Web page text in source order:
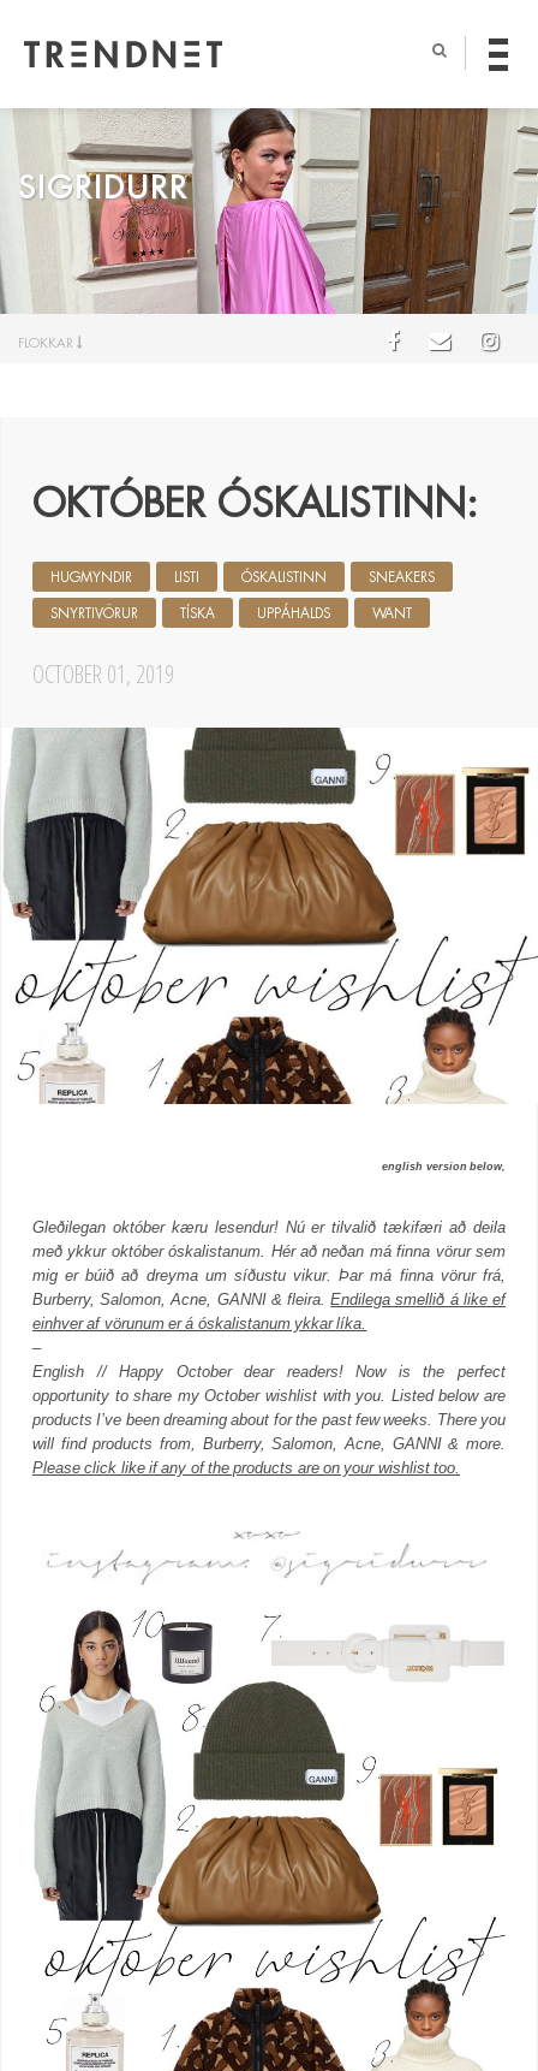
SIGRIDURR
FLOKKAR
OKTÓBER ÓSKALISTINN:
OCTOBER 01, 2019
HUGMYNDIR LISTI ÓSKALISTINN SNEAKERS
SNYRTIVÖRUR TÍSKA UPPÁHALDS WANT
english version below,
Gleðilegan október kæru lesendur! Nú er tilvalið tækifæri að deila
með ykkur október óskalistanum. Hér að neðan má finna vörur sem
mig er búið að dreyma um síðustu vikur. Þar má finna vörur frá,
Burberry, Salomon, Acne, GANNI & fleira.Endilega smellið á like ef
einhver af vörunum er á óskalistanum ykkar líka.
–
English // Happy October dear readers! Now is the perfect
opportunity to share my October wishlist with you. Listed below are
products I’ve been dreaming about for the past few weeks. There you
will find products from, Burberry, Salomon, Acne, GANNI & more.
Please click like if any of the products are on your wishlist too.